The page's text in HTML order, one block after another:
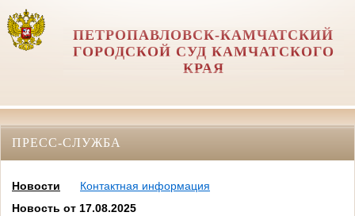
ПЕТРОПАВЛОВСК-КАМЧАТСКИЙ
ГОРОДСКОЙ СУД КАМЧАТСКОГО
КРАЯ
ПРЕСС-СЛУЖБА
Новости
Контактная информация
Новость от 17.08.2025